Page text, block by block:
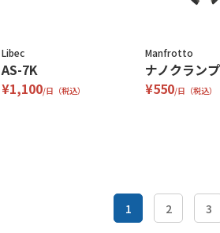
Libec
AS-7K
¥1,100/日（税込）
Manfrotto
ナノクラン
¥550/日（税込）
1 2 3